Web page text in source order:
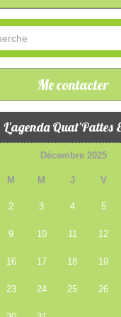
Me contacter
L'agenda Quat'Pattes
Décembre 2025
M M J V
2 3 4 5
9 10 11 12
16 17 18 19
23 24 25 26